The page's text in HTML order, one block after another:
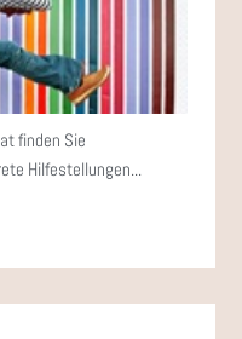
finden Sie
Hilfestellungen...